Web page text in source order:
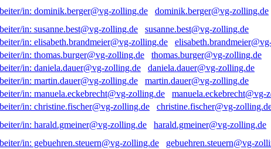
dominik.berger@vg-zolling.de
susanne.best@vg-zolling.de
thomas.burger@vg-zolling.de
daniela.dauer@vg-zolling.de
martin.dauer@vg-zolling.de
manuela.eckebrecht@vg-
christine.fischer@vg-
harald.gmeiner@vg-zolling.de
gebuehren.steuern@vg-